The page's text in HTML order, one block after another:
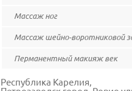
Массаж ног
Массаж шейно-воротниковой
Перманентный макияж век
Республика Карелия,